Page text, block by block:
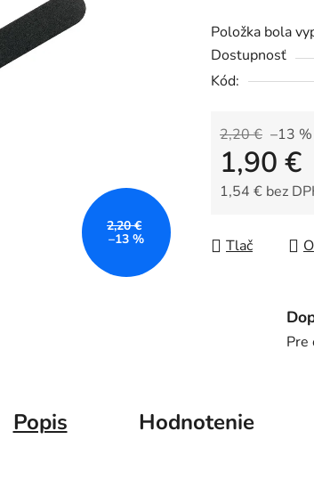
produktu
je
0,0
hviezdičiek.
Položka bola
Dostupnosť
Kód:
2,20 € –13 %
1,90 €
1,54 € bez
Tlač
2,20 €
–13 %
Pre
Popis Hodnotenie